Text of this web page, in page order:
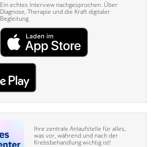
Ein echtes Interview nach­gesprochen. Über
Diagnose, Therapie und die Kraft digitaler
Begleitung
Ihre zentrale Anlaufstelle für alles,
was vor, während und nach der
Krebsbehandlung wichtig ist!